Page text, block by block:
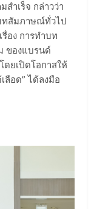
ำเร็จ กล่าวว่า
ทสัมภาษณ์ทั่วไป
อง การทำบท
ของแบรนด์
ยเปิดโอกาสให้
ลือด” ได้ลงมือ